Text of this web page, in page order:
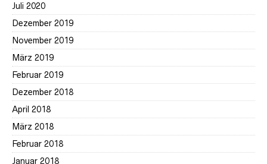
Juli 2020
Dezember 2019
November 2019
März 2019
Februar 2019
Dezember 2018
April 2018
März 2018
Februar 2018
Januar 2018